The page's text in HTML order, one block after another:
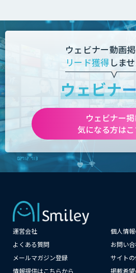
ウェビナー動画掲
リード獲得 しま
ウェビナ
ウェビナー
気になる方は
運営会社
個人情
よくある質問
お問い
メールマガジン登録
サイト
情報提供はこちらから
掲載希